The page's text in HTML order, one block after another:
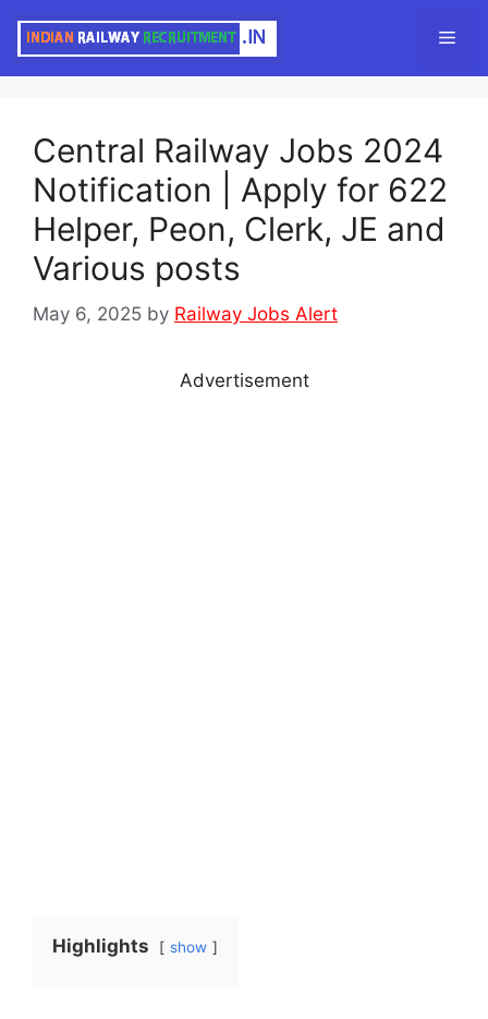
Central Railway Jobs 2024
Notification | Apply for 622
Helper, Peon, Clerk, JE and
Various posts
May 6, 2025 by Railway Jobs Alert
Advertisement
Highlights show